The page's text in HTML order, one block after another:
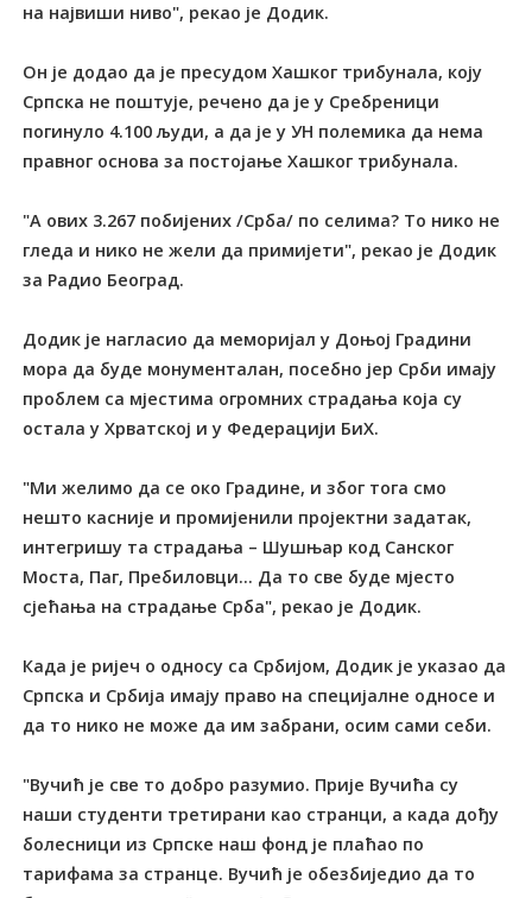
на највиши ниво", рекао је Додик.
Он је додао да је пресудом Хашког трибунала, коју
Српска не поштује, речено да је у Сребреници
погинуло 4.100 људи, а да је у УН полемика да нема
правног основа за постојање Хашког трибунала.
"А ових 3.267 побијених /Срба/ по селима? То нико не
гледа и нико не жели да примијети", рекао је Додик
за Радио Београд.
Додик је нагласио да меморијал у Доњој Градини
мора да буде монументалан, посебно јер Срби имају
проблем са мјестима огромних страдања која су
остала у Хрватској и у Федерацији БиХ.
"Ми желимо да се око Градине, и због тога смо
нешто касније и промијенили пројектни задатак,
интегришу та страдања – Шушњар код Санског
Моста, Паг, Пребиловци... Да то све буде мјесто
сјећања на страдање Срба", рекао је Додик.
Када је ријеч о односу са Србијом, Додик је указао да
Српска и Србија имају право на специјалне односе и
да то нико не може да им забрани, осим сами себи.
"Вучић је све то добро разумио. Прије Вучића су
наши студенти третирани као странци, а када дођу
болесници из Српске наш фонд је плаћао по
тарифама за странце. Вучић је обезбиједио да то